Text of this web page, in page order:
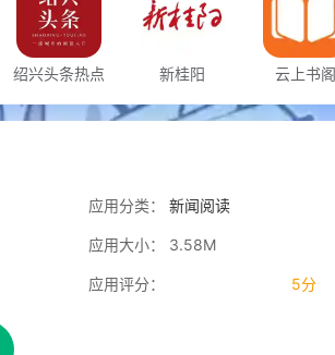
绍兴头条热点
新桂阳 云上书阁
应用分类： 新闻阅读
应用大小： 3.58M
应用评分： 5分